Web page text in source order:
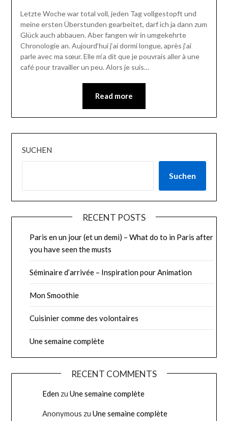
Letzte Woche war total voll, jeden Tag vollgestopft und
meine ersten Überstunden gearbeitet, darf ich ja dann zum
Glück auch abbauen. Aber fangen wir in umgekehrte
Chronologie an. Aujourd‘hui j‘ai dormi longue, après j‘ai
parle avec ma sœur. Elle m‘a dit que je pouvrais aller à une
café pour travailler un peu. Alors je suis…
Read more
SUCHEN
Suchen
RECENT POSTS
Paris en un jour (et un demi) – What do to in Paris after
you have seen the musts
Séminaire d’arrivée – Inspiration pour Animation
Mon Smoothie
Cuisinier comme des volontaires
Une semaine complète
RECENT COMMENTS
Eden zuUne semaine complète
Anonymous zuUne semaine complète